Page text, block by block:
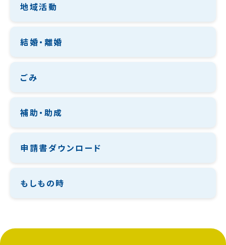
地域活動
結婚・離婚
ごみ
補助・助成
申請書ダウンロード
もしもの時